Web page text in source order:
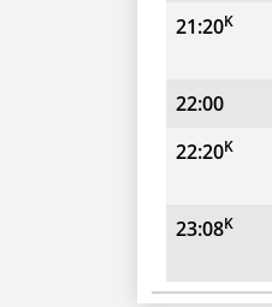
21:20K
22:00
22:20K
23:08K